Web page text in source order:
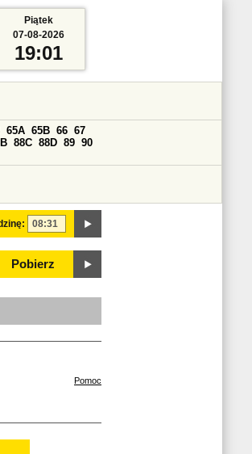
65A 65B 66 67
88C 88D 89 90
Pobierz
Piątek
07-08-2026
19:01
Pomoc